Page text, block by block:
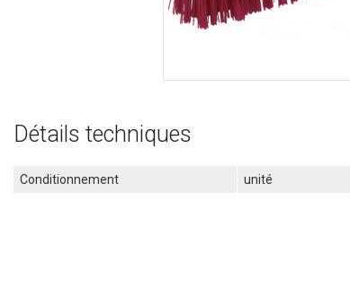
Détails techniques
Conditionnement unité